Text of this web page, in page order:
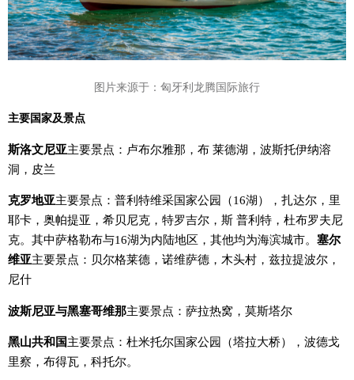
图片来源于：匈牙利龙腾国际旅行
主要国家及景点
斯洛文尼亚主要景点：卢布尔雅那，布 莱德湖，波斯托伊纳溶
洞，皮兰
克罗地亚主要景点：普利特维采国家公园（16湖），扎达尔，里
耶卡，奥帕提亚，希贝尼克，特罗吉尔，斯 普利特，杜布罗夫尼
克。其中萨格勒布与16湖为内陆地区，其他均为海滨城市。 塞尔
维亚主要景点：贝尔格莱德，诺维萨德，木头村，兹拉提波尔，
尼什
波斯尼亚与黑塞哥维那主要景点：萨拉热窝，莫斯塔尔
黑山共和国主要景点：杜米托尔国家公园（塔拉大桥），波德戈
里察，布得瓦，科托尔。